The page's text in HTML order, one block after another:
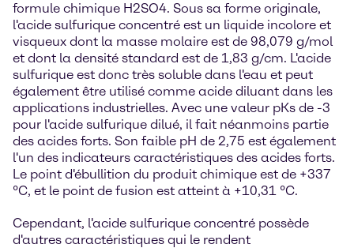
formule chimique H2SO4. Sous sa forme originale,
l'acide sulfurique concentré est un liquide incolore et
visqueux dont la masse molaire est de 98,079 g/mol
et dont la densité standard est de 1,83 g/cm. L'acide
sulfurique est donc très soluble dans l'eau et peut
également être utilisé comme acide diluant dans les
applications industrielles. Avec une valeur pKs de -3
pour l'acide sulfurique dilué, il fait néanmoins partie
des acides forts. Son faible pH de 2,75 est également
l'un des indicateurs caractéristiques des acides forts.
Le point d'ébullition du produit chimique est de +337
°C, et le point de fusion est atteint à +10,31 °C.
Cependant, l'acide sulfurique concentré possède
d'autres caractéristiques qui le rendent